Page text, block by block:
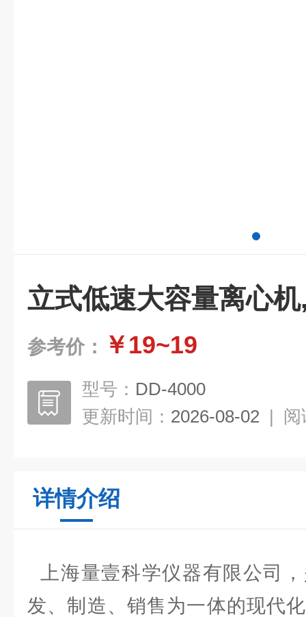
立式低速大容量离心
参考价： ￥19~19
型号： DD-4000
更新时间： 2026-08-02 | 阅
详情介绍
上海量壹科学仪器有限公司
发、制造、销售为一体的现代